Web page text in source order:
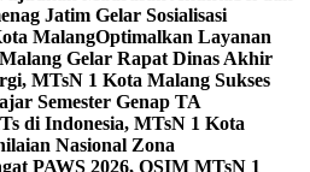
Jatim Gelar Sosialisasi
MalangOptimalkan Layanan
Gelar Rapat Dinas Akhir
MTsN 1 Kota Malang Sukses
Semester Genap TA
di Indonesia, MTsN 1 Kota
Nasional Zona
PAWS 2026, OSIM MTsN 1